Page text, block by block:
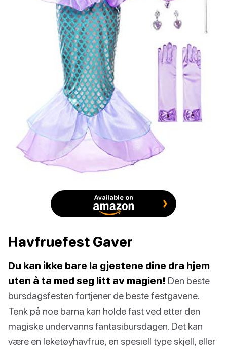
Available on
Havfruefest Gaver
Du kan ikke bare la gjestene dine dra hjem
uten å ta med seg litt av magien! Den beste
bursdagsfesten fortjener de beste festgavene.
Tenk på noe barna kan holde fast ved etter den
magiske undervanns fantasibursdagen. Det kan
være en leketøyhavfrue, en spesiell type skjell, eller